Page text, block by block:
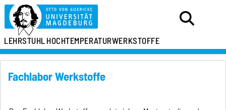
LEHRSTUHLHOCHTEMPERATURWERKSTOFFE
Fachlabor Werkstoffe